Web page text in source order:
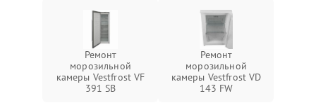
Ремонт
морозильной
камеры Vestfrost VF
391 SB
Ремонт
морозильной
камеры Vestfrost VD
143 FW